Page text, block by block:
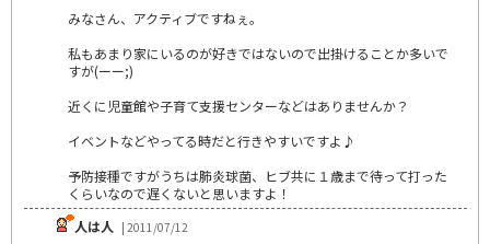
みなさん、アクティブですねぇ。
私もあまり家にいるのが好きではないので出掛けることか多いで
すが(ーー;)
近くに児童館や子育て支援センターなどはありませんか？
イベントなどやってる時だと行きやすいですよ♪
予防接種ですがうちは肺炎球菌、ヒブ共に１歳まで待って打った
くらいなので遅くないと思いますよ！
人は人 | 2011/07/12